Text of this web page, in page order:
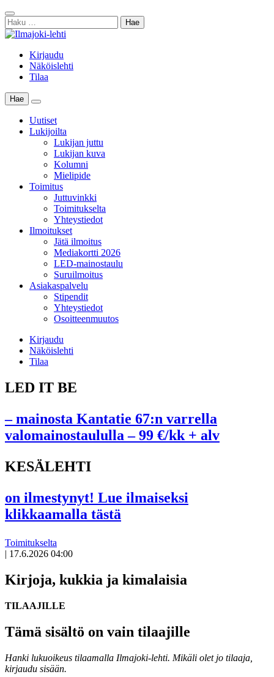
Skip
to
content
Sulje
haku
Haku:
Kirjaudu
Näköislehti
Tilaa
Hae
Main
Menu
Uutiset
Lukijoilta
Lukijan juttu
Lukijan kuva
Kolumni
Mielipide
Toimitus
Juttuvinkki
Toimitukselta
Yhteystiedot
Ilmoitukset
Jätä ilmoitus
Mediakortti 2026
LED-mainostaulu
Suruilmoitus
Asiakaspalvelu
Stipendit
Yhteystiedot
Osoitteenmuutos
Kirjaudu
Näköislehti
Tilaa
LED IT BE
– mainosta Kantatie 67:n varrella
valomainostaululla – 99 €/kk + alv
KESÄLEHTI
on ilmestynyt! Lue ilmaiseksi
klikkaamalla tästä
Toimitukselta
| 17.6.2026 04:00
Kirjoja, kukkia ja kimalaisia
TILAAJILLE
Tämä sisältö on vain tilaajille
Hanki lukuoikeus tilaamalla Ilmajoki-lehti. Mikäli olet jo tilaaja,
kirjaudu sisään.